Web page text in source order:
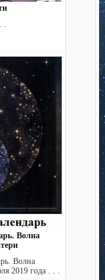
Волна
Волна
2019 года . . .